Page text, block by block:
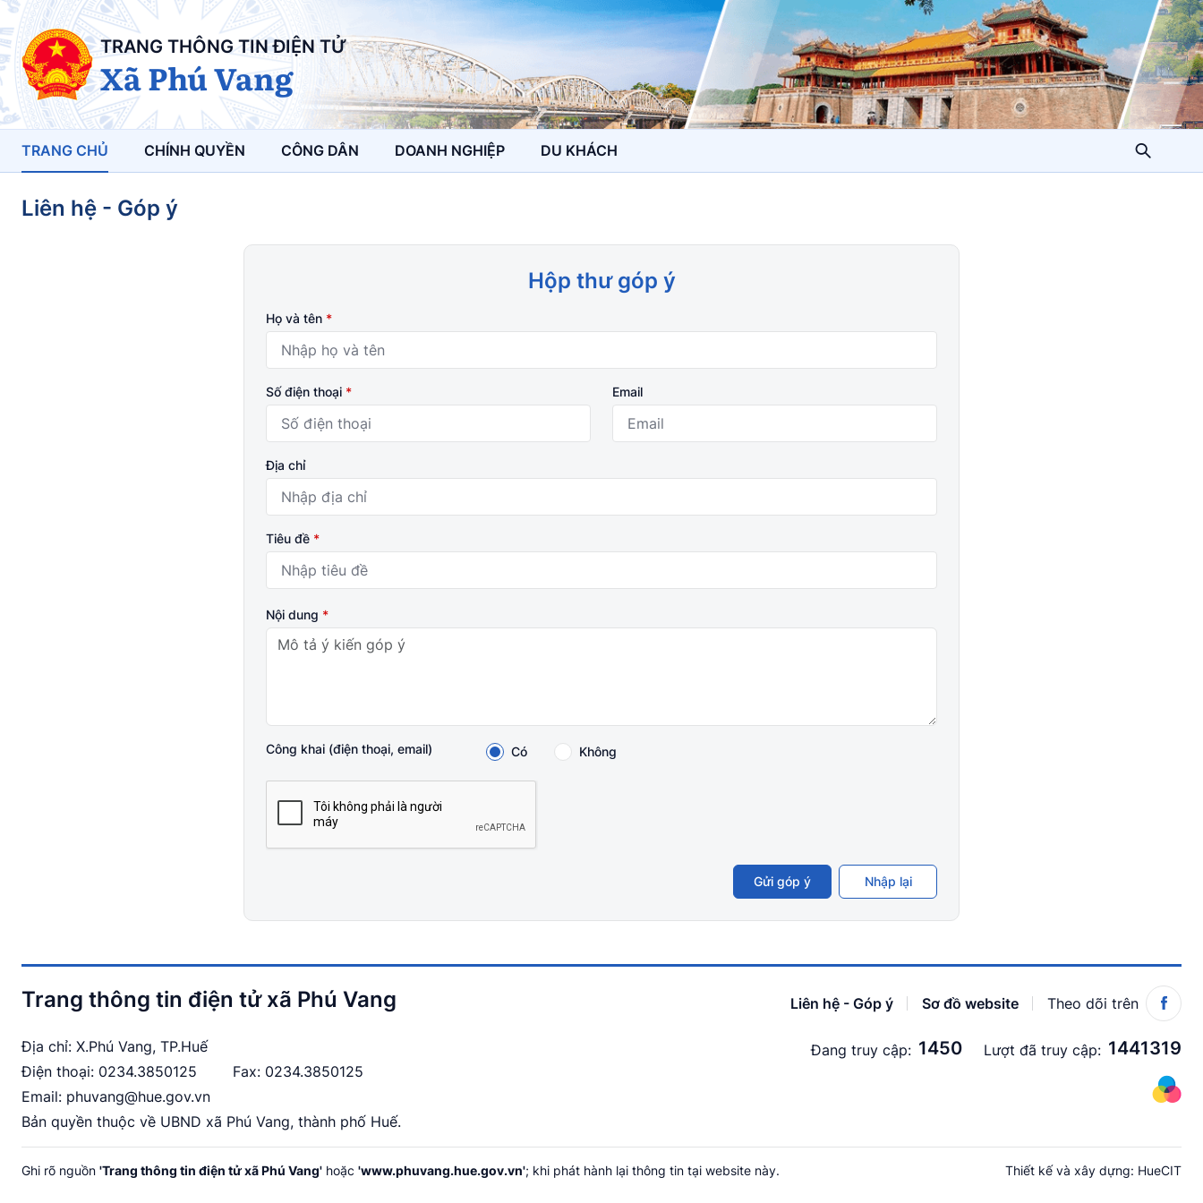
TRANG THÔNG TIN ĐIỆN TỬ
Xã Phú Vang
TRANG CHỦ CHÍNH QUYỀN CÔNG DÂN DOANH NGHIỆP DU KHÁCH
Liên hệ - Góp ý
Hộp thư góp ý
Họ và tên *
Số điện thoại * Email
Địa chỉ
Tiêu đề *
Nội dung *
Công khai (điện thoại, email) Có Không
Gửi góp ý Nhập lại
Trang thông tin điện tử xã Phú Vang
Địa chỉ: X.Phú Vang, TP.Huế
Điện thoại: 0234.3850125
Fax: 0234.3850125
Email: phuvang@hue.gov.vn
Bản quyền thuộc về UBND xã Phú Vang, thành phố Huế.
Liên hệ - Góp ý Sơ đồ website Theo dõi trên
Đang truy cập: 1450 Lượt đã truy cập: 1441319
Ghi rõ nguồn 'Trang thông tin điện tử xã Phú Vang' hoặc 'www.phuvang.hue.gov.vn'; khi phát hành lại thông tin tại website này. Thiết kế và xây dựng: HueCIT